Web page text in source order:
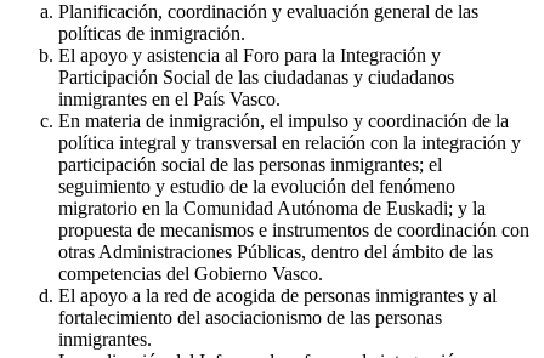
Planificación, coordinación y evaluación general de las
políticas de inmigración.
El apoyo y asistencia al Foro para la Integración y
Participación Social de las ciudadanas y ciudadanos
inmigrantes en el País Vasco.
En materia de inmigración, el impulso y coordinación de la
política integral y transversal en relación con la integración y
participación social de las personas inmigrantes; el
seguimiento y estudio de la evolución del fenómeno
migratorio en la Comunidad Autónoma de Euskadi; y la
propuesta de mecanismos e instrumentos de coordinación con
otras Administraciones Públicas, dentro del ámbito de las
competencias del Gobierno Vasco.
El apoyo a la red de acogida de personas inmigrantes y al
fortalecimiento del asociacionismo de las personas
inmigrantes.